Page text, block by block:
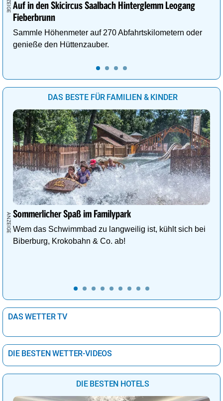
Auf in den Skicircus Saalbach Hinterglemm Leogang
Fieberbrunn
Sammle Höhenmeter auf 270 Abfahrtskilometern oder
genieße den Hüttenzauber.
DAS BESTE FÜR FAMILIEN & KINDER
Sommerlicher Spaß im Familypark
Wem das Schwimmbad zu langweilig ist, kühlt sich bei
Biberburg, Krokobahn & Co. ab!
DAS WETTER TV
DIE BESTEN WETTER-VIDEOS
DIE BESTEN HOTELS